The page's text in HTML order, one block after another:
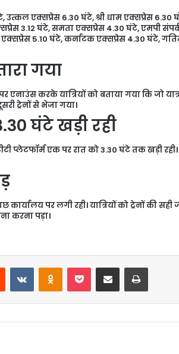
एक्सप्रेस 6.30 घंटे, श्री धाम एक्सप्रेस 6.30
3.12 घंटे, समता एक्सप्रेस 4.30 घंटे, एमपी
5.10 घंटे, कर्नाटक एक्सप्रेस 4.30 घंटे,
गया
एनाउंस करके यात्रियों को बताया गया कि जो
ट्रेनों से भेजा गया।
घंटे खड़ी रही
एक पर रात को 3.30 घंटे तक खड़ी रही।
पर लगी रही। यात्रियों को ट्रेनों की
करना पड़ा।